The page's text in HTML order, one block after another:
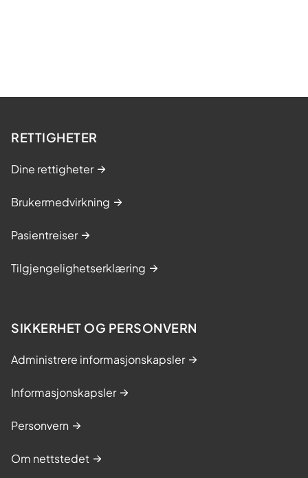
RETTIGHETER
Dine rettigheter
Brukermedvirkning
Pasientreiser
Tilgjengelighetserklæring
SIKKERHET OG PERSONVERN
Administrere informasjonskapsler
Informasjonskapsler
Personvern
Om nettstedet